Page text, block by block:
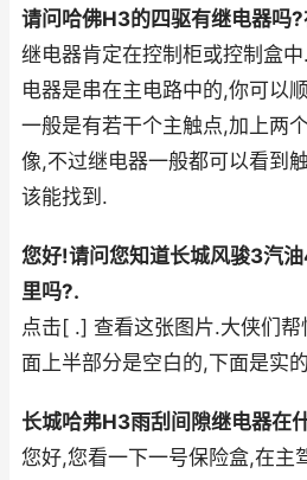
请问哈佛H3的四驱有继电器吗
继电器肯定在控制柜或控制盒
电器是串在主电路中的,你可以
一般是有若干个主触点,加上两
像,不过继电器一般都可以看到
该能找到.
您好!请问您知道长城风骏3汽
里吗?.
点击[ .] 查看这张图片.大侠们
面上半部分是空白的,下面是实
长城哈弗H3雨刮间隙继电器在
您好,您看一下一号保险盒,在主